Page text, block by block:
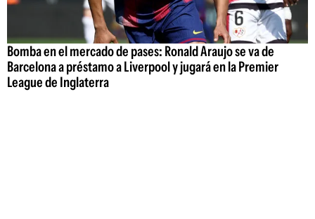
Bomba en el mercado de pases: Ronald Araujo se va de
Barcelona a préstamo a Liverpool y jugará en la Premier
League de Inglaterra